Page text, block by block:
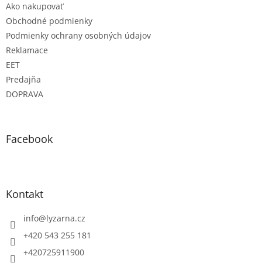
Ako nakupovať
Obchodné podmienky
Podmienky ochrany osobných údajov
Reklamace
EET
Predajňa
DOPRAVA
Facebook
Kontakt
info@lyzarna.cz
+420 543 255 181
+420725911900